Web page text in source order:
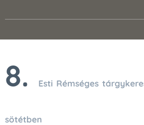
8. Esti Rémséges
sötétben